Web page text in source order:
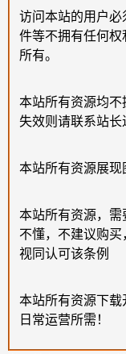
访问本站的用户
件等不拥有任何
所有。
本站所有资源均
失效则请联系站长
本站所有资源展现
本站所有资源，
不懂，不建议购
视同认可该条例
本站所有资源下
日常运营所需！